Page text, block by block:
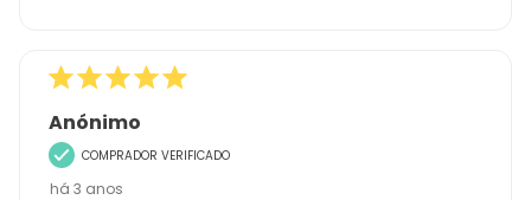
Anónimo
COMPRADOR VERIFICADO
há 3 anos